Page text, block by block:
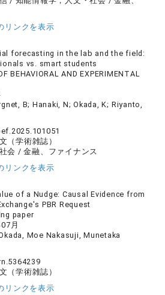
リンクを表示
forecasting in the lab and the field:
vs. smart students
BEHAVIORAL AND EXPERIMENTAL
B; Hanaki, N; Okada, K; Riyanto,
（学術雑誌）
会 / 金融、ファイナンス
リンクを表示
of a Nudge: Causal Evidence from
PBR Request
paper
月
Moe Nakasuji, Munetaka
（学術雑誌）
リンクを表示